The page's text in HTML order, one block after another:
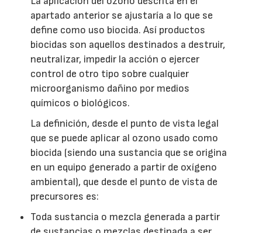
apartado anterior se ajustaría a lo que se
define como uso biocida. Así productos
biocidas son aquellos destinados a destruir,
neutralizar, impedir la acción o ejercer
control de otro tipo sobre cualquier
microorganismo dañino por medios
químicos o biológicos.
La definición, desde el punto de vista legal
que se puede aplicar al ozono usado como
biocida (siendo una sustancia que se origina
en un equipo generado a partir de oxígeno
ambiental), que desde el punto de vista de
precursores es:
Toda sustancia o mezcla generada a partir